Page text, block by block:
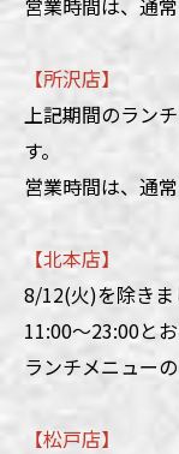
営業時間は、通
【所沢店】
上記期間のラン
す。
営業時間は、通
【北本店】
8/12(火)を除き
11:00～23:00と
ランチメニュー
【松戸店】